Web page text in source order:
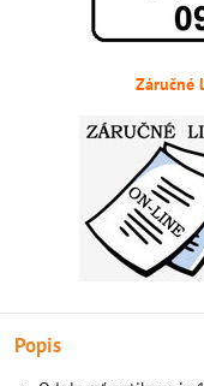
Záručné
Popis